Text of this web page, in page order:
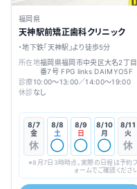
福岡県
天神駅前矯正歯科クリニック
・地下鉄「天神駅」より徒歩5分
所在地福岡県福岡市中央区大名2丁目
番7号 FPG links DAIMYO5F
診療10:00～13:00／14:00～19:00
休診なし
8/7
金
休
8/8
土
◯
8/9
日
◯
8/10
月
◯
8/11
火
休
※8月7日3時時点。実際の日程は予約フ
ォームでご確認くださ